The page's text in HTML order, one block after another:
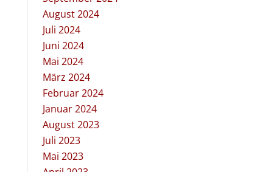
August 2024
Juli 2024
Juni 2024
Mai 2024
März 2024
Februar 2024
Januar 2024
August 2023
Juli 2023
Mai 2023